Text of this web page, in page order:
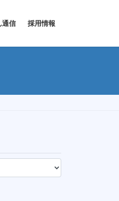
通信 採用情報